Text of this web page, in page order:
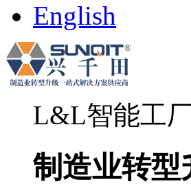
English
L&L智能工
制造业转型